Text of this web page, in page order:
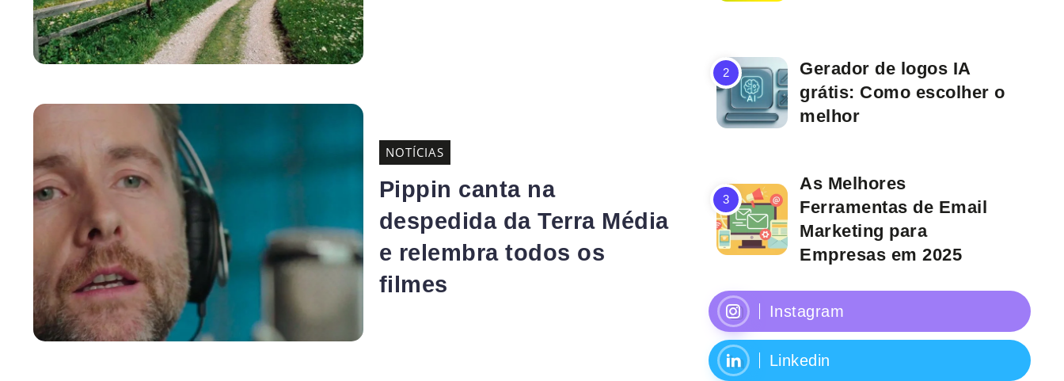
NOTÍCIAS
Pippin canta na
despedida da Terra Média
e relembra todos os
filmes
Gerador de logos IA
grátis: Como escolher o
melhor
As Melhores
Ferramentas de Email
Marketing para
Empresas em 2025
Instagram
Linkedin